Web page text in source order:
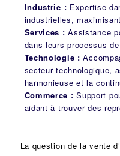
Industrie : Expertise
industrielles,
Services : Assistance
dans leurs processus
Technologie :
secteur technologique,
harmonieuse et la
Commerce : Support
aidant à trouver des
La question de la vente